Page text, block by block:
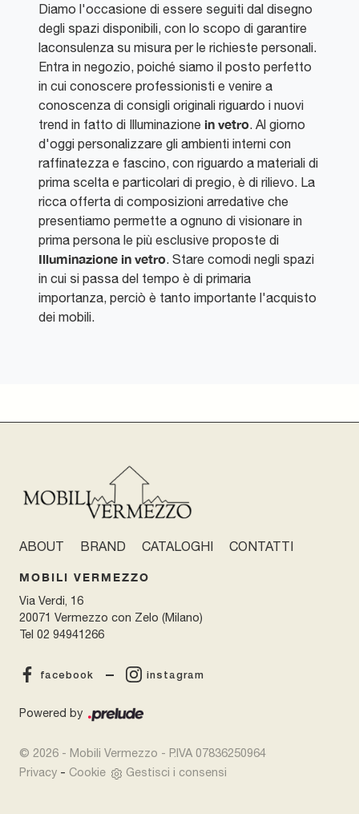
Diamo l'occasione di essere seguiti dal disegno
degli spazi disponibili, con lo scopo di garantire
laconsulenza su misura per le richieste personali.
Entra in negozio, poiché siamo il posto perfetto
in cui conoscere professionisti e venire a
conoscenza di consigli originali riguardo i nuovi
trend in fatto di Illuminazione in vetro. Al giorno
d'oggi personalizzare gli ambienti interni con
raffinatezza e fascino, con riguardo a materiali di
prima scelta e particolari di pregio, è di rilievo. La
ricca offerta di composizioni arredative che
presentiamo permette a ognuno di visionare in
prima persona le più esclusive proposte di
Illuminazione in vetro. Stare comodi negli spazi
in cui si passa del tempo è di primaria
importanza, perciò è tanto importante l'acquisto
dei mobili.
ABOUT BRAND CATALOGHI CONTATTI
MOBILI VERMEZZO
Via Verdi, 16
20071 Vermezzo con Zelo (Milano)
Tel 02 94941266
facebook instagram
Powered by
© 2026 - Mobili Vermezzo - P.IVA 07836250964
Privacy - Cookie Gestisci i consensi